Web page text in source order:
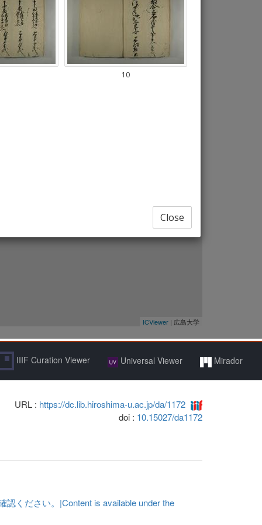
IIIF Curation Viewer Universal Viewer Mirador
URL : https://dc.lib.hiroshima-u.ac.jp/da/1172
doi : 10.15027/da1172
ください。|Content is available under the